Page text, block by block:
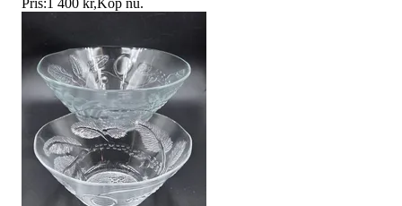
Pris:1 400 kr,Köp nu.